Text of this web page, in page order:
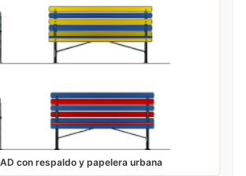
con respaldo y papelera urbana